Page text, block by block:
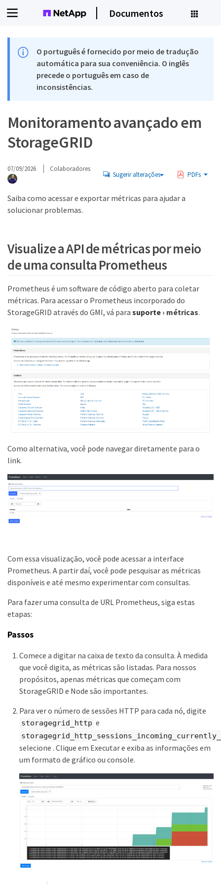
Documentos
O português é fornecido por meio de tradução
automática para sua conveniência. O inglês
precede o português em caso de
inconsistências.
Monitoramento avançado em
StorageGRID
07/09/2026 Colaboradores
Sugerir alterações PDFs
Saiba como acessar e exportar métricas para ajudar a
solucionar problemas.
Visualize a API de métricas por meio
de uma consulta Prometheus
Prometheus é um software de código aberto para coletar
métricas. Para acessar o Prometheus incorporado do
StorageGRID através do GMI, vá para suporte › métricas.
Como alternativa, você pode navegar diretamente para o
link.
Com essa visualização, você pode acessar a interface
Prometheus. A partir daí, você pode pesquisar as métricas
disponíveis e até mesmo experimentar com consultas.
Para fazer uma consulta de URL Prometheus, siga estas
etapas:
Passos
Comece a digitar na caixa de texto da consulta. À medida
que você digita, as métricas são listadas. Para nossos
propósitos, apenas métricas que começam com
StorageGRID e Node são importantes.
Para ver o número de sessões HTTP para cada nó, digite
storagegrid_http e
selecione . Clique em Executar e exiba as informações em
um formato de gráfico ou console.